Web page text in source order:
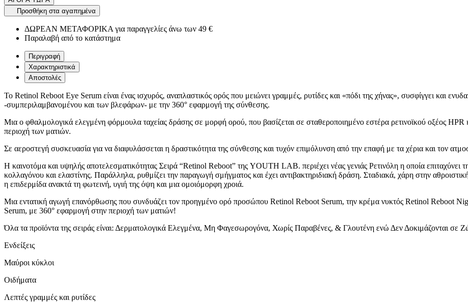
Προσθήκη στα αγαπημένα
ΔΩΡΕΑΝ ΜΕΤΑΦΟΡΙΚΑ για παραγγελίες άνω των 49 €
Παραλαβή από το κατάστημα
Περιγραφή
Χαρακτηριστικά
Αποστολές
Το Retinol Reboot Eye Serum είναι ένας ισχυρός, αναπλαστικός ορός που μειώνει γραμμές, ρυτίδες και «πόδι της χήνας», συσφίγγει και
-συμπεριλαμβανομένου και των βλεφάρων- με την 360° εφαρμογή της σύνθεσης.
Μια ο φθαλμολογικά ελεγμένη φόρμουλα ταχείας δράσης σε μορφή ορού, που βασίζεται σε σταθεροποιημένο εστέρα ρετινοϊκού οξέος
περιοχή των ματιών.
Σε αεροστεγή συσκευασία για να διαφυλάσσεται η δραστικότητα της σύνθεσης και τυχόν επιμόλυνση από την επαφή με τα χέρια και τον
Η καινοτόμα και υψηλής αποτελεσματικότητας Σειρά “Retinol Reboot” της YOUTH LAB. περιέχει νέας γενιάς Ρετινόλη η οποία επιταχύνει
κολλαγόνου και ελαστίνης. Παράλληλα, ρυθμίζει την παραγωγή σμήγματος και έχει αντιβακτηριδιακή δράση. Σταδιακά, χάρη στην
η επιδερμίδα ανακτά τη φωτεινή, υγιή της όψη και μια ομοιόμορφη χροιά.
Μια εντατική αγωγή επανόρθωσης που συνδυάζει τον προηγμένο ορό προσώπου Retinol Reboot Serum, την κρέμα νυκτός Retinol Reboot
Serum, με 360° εφαρμογή στην περιοχή των ματιών!
Όλα τα προϊόντα της σειράς είναι: Δερματολογικά Ελεγμένα, Μη Φαγεσωρογόνα, Χωρίς Παραβένες, & Γλουτένη ενώ Δεν Δοκιμάζονται σε
Ενδείξεις
Μαύροι κύκλοι
Οιδήματα
Λεπτές γραμμές και ρυτίδες